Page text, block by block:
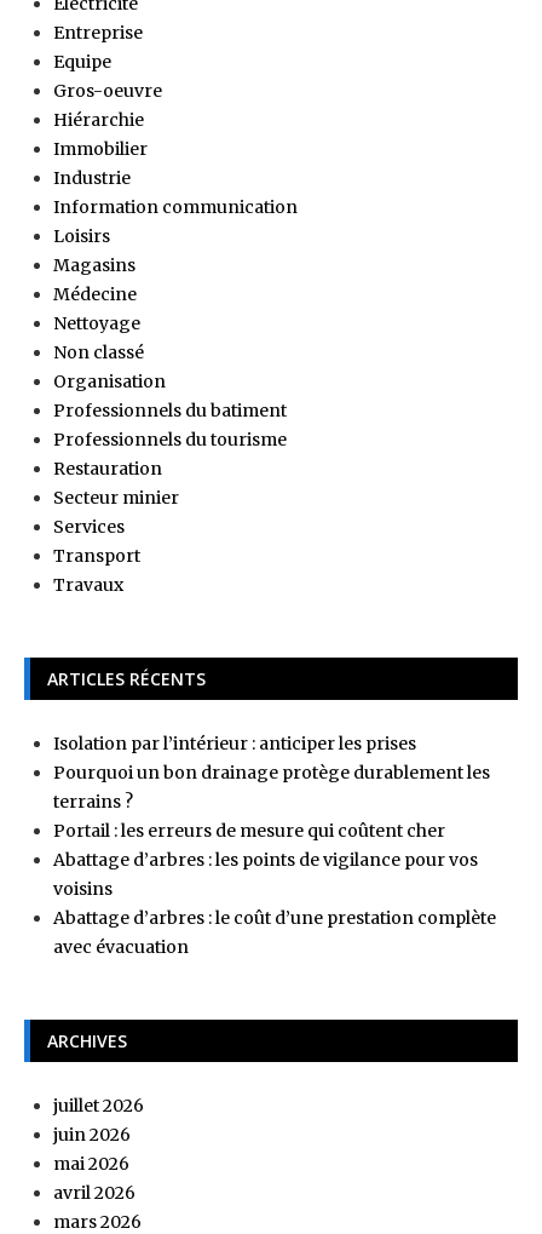
Entreprise
Equipe
Gros-oeuvre
Hiérarchie
Immobilier
Industrie
Information communication
Loisirs
Magasins
Médecine
Nettoyage
Non classé
Organisation
Professionnels du batiment
Professionnels du tourisme
Restauration
Secteur minier
Services
Transport
Travaux
ARTICLES RÉCENTS
Isolation par l’intérieur : anticiper les prises
Pourquoi un bon drainage protège durablement les
terrains ?
Portail : les erreurs de mesure qui coûtent cher
Abattage d’arbres : les points de vigilance pour vos
voisins
Abattage d’arbres : le coût d’une prestation complète
avec évacuation
ARCHIVES
juillet 2026
juin 2026
mai 2026
avril 2026
mars 2026